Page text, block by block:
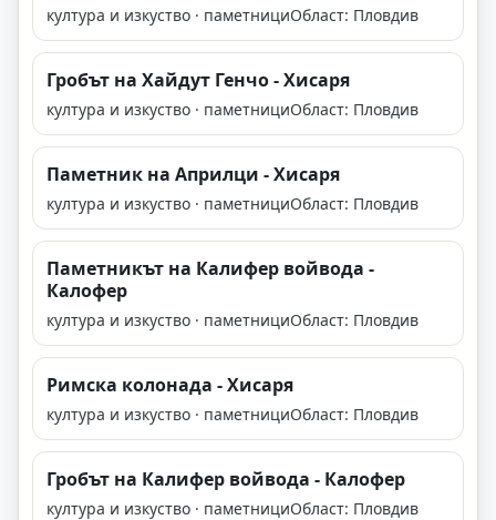
култура и изкуство · паметнициОбласт: Пловдив
Гробът на Хайдут Генчо - Хисаря
култура и изкуство · паметнициОбласт: Пловдив
Паметник на Априлци - Хисаря
култура и изкуство · паметнициОбласт: Пловдив
Паметникът на Калифер войвода -
Калофер
култура и изкуство · паметнициОбласт: Пловдив
Римска колонада - Хисаря
култура и изкуство · паметнициОбласт: Пловдив
Гробът на Калифер войвода - Калофер
култура и изкуство · паметнициОбласт: Пловдив